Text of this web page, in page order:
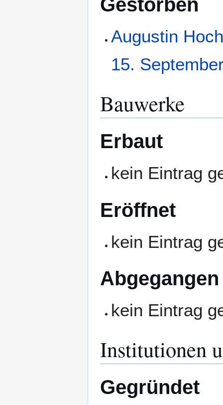
Augustin
15.
Bauwerke
Erbaut
kein Eintrag
Eröffnet
kein Eintrag
Abgegangen
kein Eintrag
Institutionen
Gegründet